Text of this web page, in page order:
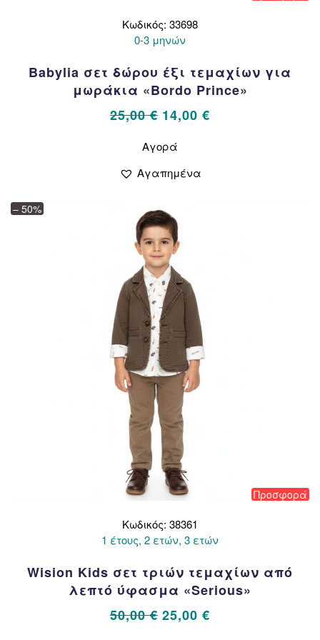
Κωδικός: 33698
0-3 μηνών
Babylia σετ δώρου έξι τεμαχίων για
μωράκια «Bordo Prince»
25,00€ Original
was:
25,00 €.
14,00 €
Αγορά
έχει
Οι
επιλογές
να
επιλεγούν
στη
σελίδα
του
προϊόντος
Αγαπημένα
– 50%
Προσφορά
Κωδικός: 38361
1 έτους, 2 ετών, 3 ετών
Wision Kids σετ τριών τεμαχίων από
λεπτό ύφασμα «Serious»
50,00€ Original
25,00 €